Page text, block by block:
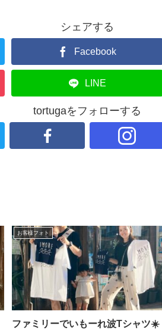
シェアする
Facebook
LINE
tortugaをフォローする
お客様フォト
ファミリーでいもーれ波Tシャツ☀️